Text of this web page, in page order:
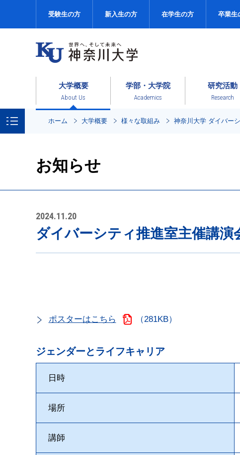
受験生の方 新入生の方 在学生の方 卒業生
大学概要
About Us
学部・大学院
Academics
研究活動
Research
ホーム 大学概要 様々な取組み 神奈川大学 ダイバー
お知らせ
2024.11.20
ダイバーシティ推進室主催講演
ポスターはこちら （281KB）
ジェンダーとライフキャリア
日時
場所
講師